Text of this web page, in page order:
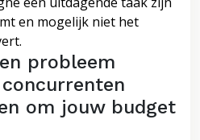
en mogelijk niet het
probleem
om jouw budget